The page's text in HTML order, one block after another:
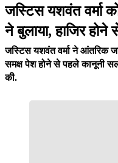
जस्टिस यशवंत वर्मा
ने बुलाया, हाजिर
जस्टिस यशवंत वर्मा ने आंतरिक
समक्ष पेश होने से पहले कानूनी
की.